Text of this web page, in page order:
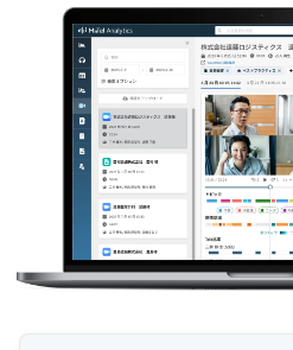
BPaaS​
既存営業 AI BPO
カスタマーサポート代行
多言語カスタマーサポート
CSツール導入・運用支援
ツール選定・運用支援
Zendesk導入支援
2025.04.23
意外と知らない
数の落とし穴 ～
関数と、見落と
カスタマーサポート